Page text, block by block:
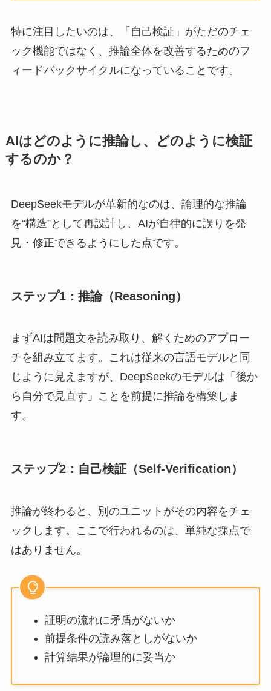
特に注目したいのは、「自己検証」がただのチェ
ック機能ではなく、推論全体を改善するためのフ
ィードバックサイクルになっていることです。
AIはどのように推論し、どのように検証
するのか？
DeepSeekモデルが革新的なのは、論理的な推論
を“構造”として再設計し、AIが自律的に誤りを発
見・修正できるようにした点です。
ステップ1：推論（Reasoning）
まずAIは問題文を読み取り、解くためのアプロー
チを組み立てます。これは従来の言語モデルと同
じように見えますが、DeepSeekのモデルは「後か
ら自分で見直す」ことを前提に推論を構築しま
す。
ステップ2：自己検証（Self-Verification）
推論が終わると、別のユニットがその内容をチェ
ックします。ここで行われるのは、単純な採点で
はありません。
証明の流れに矛盾がないか
前提条件の読み落としがないか
計算結果が論理的に妥当か